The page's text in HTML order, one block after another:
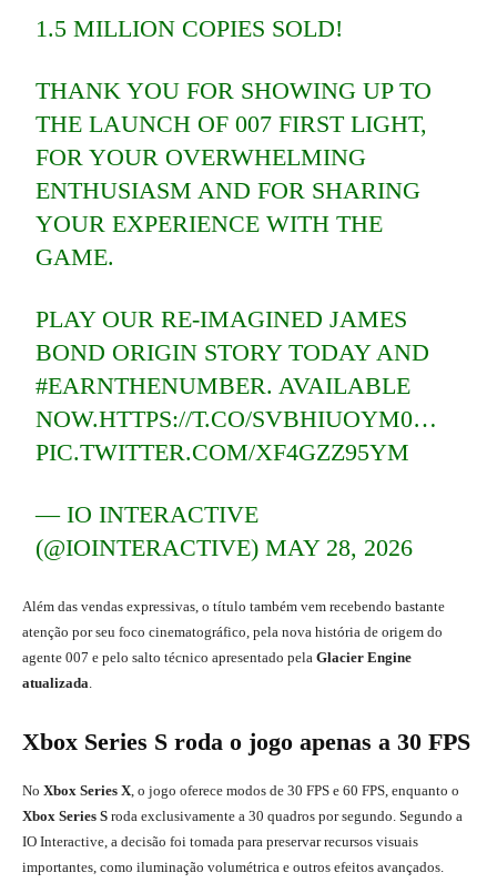
1.5 MILLION COPIES SOLD!
THANK YOU FOR SHOWING UP TO
THE LAUNCH OF 007 FIRST LIGHT,
FOR YOUR OVERWHELMING
ENTHUSIASM AND FOR SHARING
YOUR EXPERIENCE WITH THE
GAME.
PLAY OUR RE-IMAGINED JAMES
BOND ORIGIN STORY TODAY AND
#EARNTHENUMBER. AVAILABLE
NOW.HTTPS://T.CO/SVBHIUOYM0…
PIC.TWITTER.COM/XF4GZZ95YM
— IO INTERACTIVE
(@IOINTERACTIVE)MAY 28, 2026
Além das vendas expressivas, o título também vem recebendo bastante
atenção por seu foco cinematográfico, pela nova história de origem do
agente 007 e pelo salto técnico apresentado pela Glacier Engine
atualizada.
Xbox Series S roda o jogo apenas a 30 FPS
No Xbox Series X, o jogo oferece modos de 30 FPS e 60 FPS, enquanto o
Xbox Series S roda exclusivamente a 30 quadros por segundo. Segundo a
IO Interactive, a decisão foi tomada para preservar recursos visuais
importantes, como iluminação volumétrica e outros efeitos avançados.